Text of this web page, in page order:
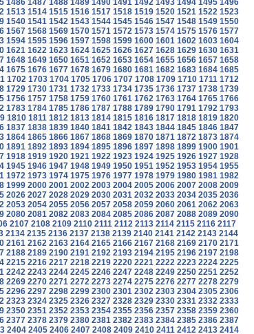
1486 1487 1488 1489 1490 1491 1492 1493 1494 1495 1496
1513 1514 1515 1516 1517 1518 1519 1520 1521 1522 1523
1540 1541 1542 1543 1544 1545 1546 1547 1548 1549 1550
1567 1568 1569 1570 1571 1572 1573 1574 1575 1576 1577
1594 1595 1596 1597 1598 1599 1600 1601 1602 1603 1604
1621 1622 1623 1624 1625 1626 1627 1628 1629 1630 1631
1648 1649 1650 1651 1652 1653 1654 1655 1656 1657 1658
1675 1676 1677 1678 1679 1680 1681 1682 1683 1684 1685
1702 1703 1704 1705 1706 1707 1708 1709 1710 1711 1712
1729 1730 1731 1732 1733 1734 1735 1736 1737 1738 1739
1756 1757 1758 1759 1760 1761 1762 1763 1764 1765 1766
1783 1784 1785 1786 1787 1788 1789 1790 1791 1792 1793
1810 1811 1812 1813 1814 1815 1816 1817 1818 1819 1820
1837 1838 1839 1840 1841 1842 1843 1844 1845 1846 1847
1864 1865 1866 1867 1868 1869 1870 1871 1872 1873 1874
1891 1892 1893 1894 1895 1896 1897 1898 1899 1900 1901
1918 1919 1920 1921 1922 1923 1924 1925 1926 1927 1928
1945 1946 1947 1948 1949 1950 1951 1952 1953 1954 1955
1972 1973 1974 1975 1976 1977 1978 1979 1980 1981 1982
1999 2000 2001 2002 2003 2004 2005 2006 2007 2008 2009
2026 2027 2028 2029 2030 2031 2032 2033 2034 2035 2036
2053 2054 2055 2056 2057 2058 2059 2060 2061 2062 2063
2080 2081 2082 2083 2084 2085 2086 2087 2088 2089 2090
2107 2108 2109 2110 2111 2112 2113 2114 2115 2116 2117
2134 2135 2136 2137 2138 2139 2140 2141 2142 2143 2144
2161 2162 2163 2164 2165 2166 2167 2168 2169 2170 2171
2188 2189 2190 2191 2192 2193 2194 2195 2196 2197 2198
2215 2216 2217 2218 2219 2220 2221 2222 2223 2224 2225
2242 2243 2244 2245 2246 2247 2248 2249 2250 2251 2252
2269 2270 2271 2272 2273 2274 2275 2276 2277 2278 2279
2296 2297 2298 2299 2300 2301 2302 2303 2304 2305 2306
2323 2324 2325 2326 2327 2328 2329 2330 2331 2332 2333
2350 2351 2352 2353 2354 2355 2356 2357 2358 2359 2360
2377 2378 2379 2380 2381 2382 2383 2384 2385 2386 2387
2404 2405 2406 2407 2408 2409 2410 2411 2412 2413 2414